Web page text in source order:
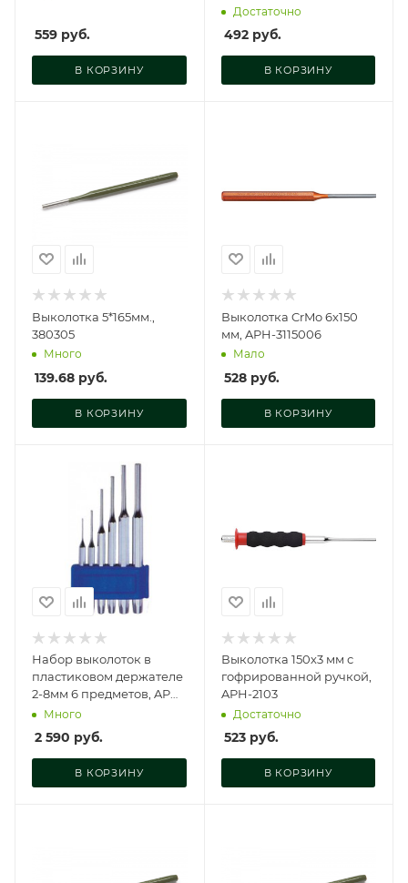
559 руб.
В КОРЗИНУ
Достаточно
492руб.
В КОРЗИНУ
Выколотка 5*165мм.,
380305
Много
139.68 руб.
В КОРЗИНУ
Выколотка CrMo 6х150
мм, APH-3115006
Мало
528руб.
В КОРЗИНУ
Набор выколоток в
пластиковом держателе
2-8мм 6 предметов, APH-
10002
Много
2 590 руб.
В КОРЗИНУ
Выколотка 150х3 мм с
гофрированной ручкой,
APH-2103
Достаточно
523руб.
В КОРЗИНУ